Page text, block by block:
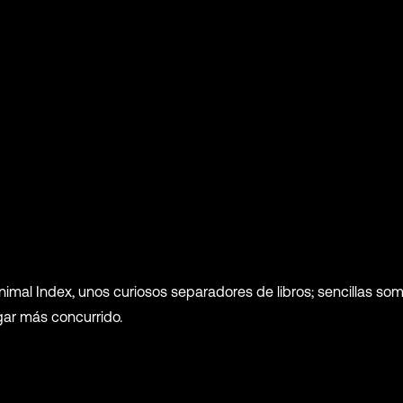
Index, unos curiosos separadores de libros; sencillas
más concurrido.